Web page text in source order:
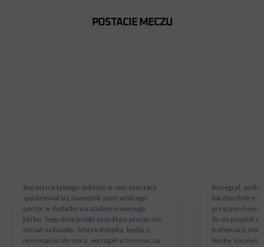
POSTACIE MECZU
Raczej nie takiego debiutu w reprezentacji
spodziewał się zawodnik poznańskiego
Lecha, w dodatku na stadionie swojego
klubu. Tego dnia polski zespół po prostu nie
istniał na boisku. Marek Rzepka, będący
nominalnie obrońcą, wystąpił w tym meczu
Rozegrał,
bardzo dobre
przyczynił się
To on popisał
trafieniach
Simby. Jocelyn